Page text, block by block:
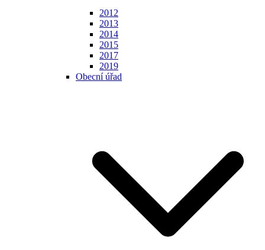
2012
2013
2014
2015
2017
2019
Obecní úřad